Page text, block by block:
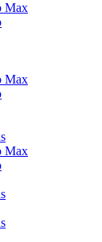
Max
Max
Max